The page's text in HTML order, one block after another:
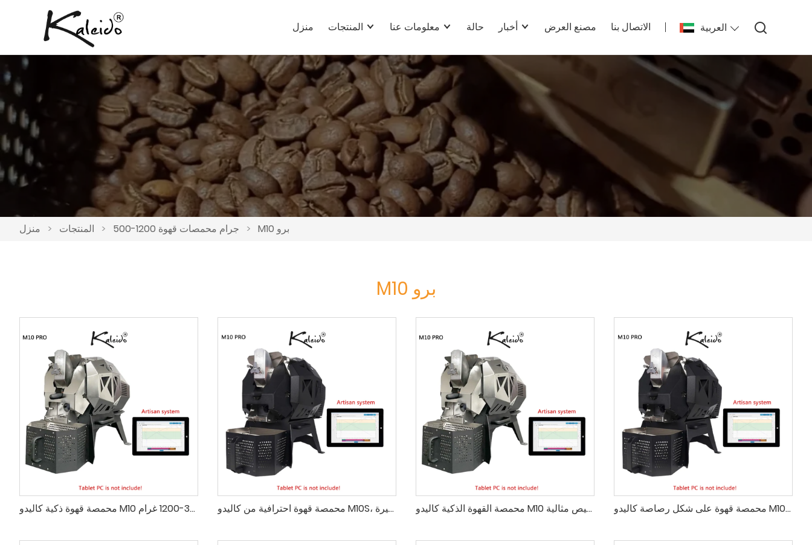
العربية منزل المنتجات معلومات عنا حالة أخبار مصنع العرض الاتصال بنا
منزل > المنتجات > 500-1200 جرام محمصات قهوة > M10 برو
M10 برو
محمصة قهوة ذكية كاليدو M10 محترف لتحميص القهوة يدويًا، 300-1200 غرام محمصة قهوة احترافية من كاليدو M10S، سعة 300-1200 غرام، دفعة صغيرة محمصة القهوة الذكية كاليدو M10 محترف لملفات تحميص مثالية محمصة قهوة على شكل رصاصة كاليدو M10 محترف لتحميص ذكي